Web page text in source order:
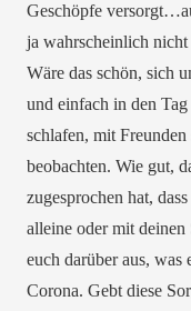
Geschöpfe
ja wahrscheinlich
Wäre das schön, sich
und einfach in den
schlafen, mit
beobachten. Wie gut,
zugesprochen hat,
alleine oder mit
euch darüber aus,
Corona. Gebt diese